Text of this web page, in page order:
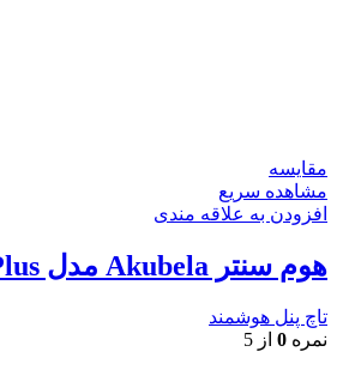
مقایسه
مشاهده سریع
افزودن به علاقه مندی
هوم سنتر Akubela مدل HyPanel Plus
تاچ پنل هوشمند
نمره 0 از 5